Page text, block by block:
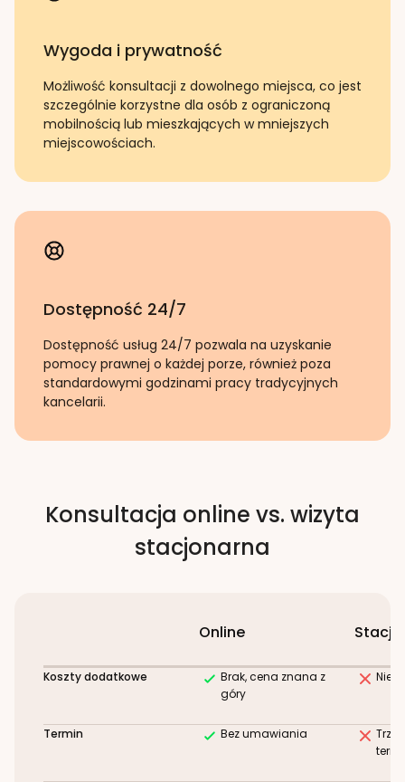
Wygoda i prywatność
Możliwość konsultacji z dowolnego miejsca, co jest
szczególnie korzystne dla osób z ograniczoną
mobilnością lub mieszkających w mniejszych
miejscowościach.
Dostępność 24/7
Dostępność usług 24/7 pozwala na uzyskanie
pomocy prawnej o każdej porze, również poza
standardowymi godzinami pracy tradycyjnych
kancelarii.
Konsultacja online vs. wizyta
stacjonarna
Online
Koszty dodatkowe
Brak, cena znana z
góry
Termin Bez umawiania